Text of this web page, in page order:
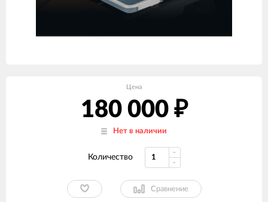
Цена
180 000 ₽
Нет в наличии
Количество
Сравнение